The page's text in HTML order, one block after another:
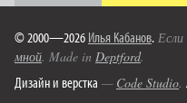
© 2000—2026 Илья Кабанов.
мной. Made in Deptford.
Дизайн и верстка — Code Studio.